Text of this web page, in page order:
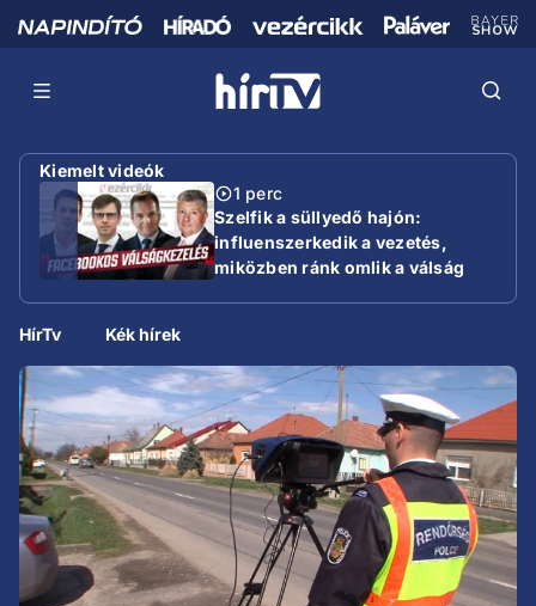
Kiemelt videók
1 perc
Szelfik a süllyedő hajón:
influenszerkedik a vezetés,
miközben ránk omlik a válság
HírTv Kék hírek